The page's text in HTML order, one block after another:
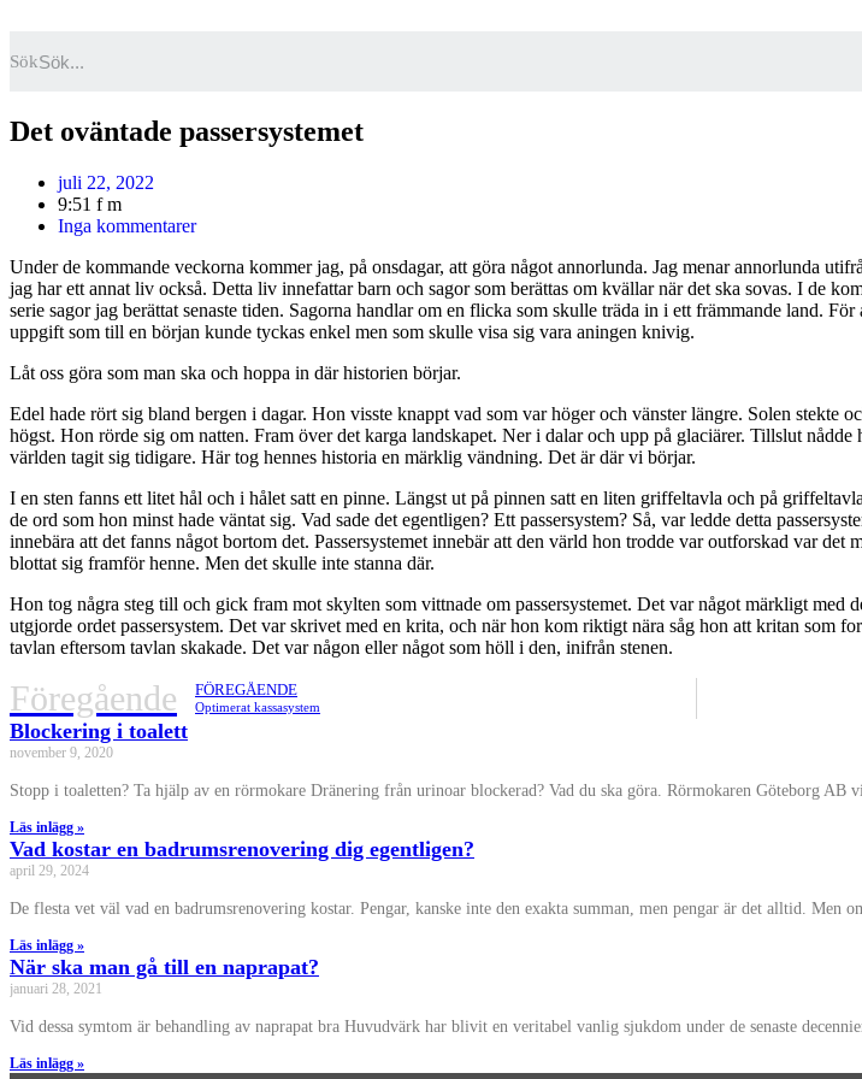
innehåll
Sök
Det oväntade passersystemet
juli 22, 2022
9:51 f m
Inga kommentarer
Under de kommande veckorna kommer jag, på onsdagar, att göra något annorlunda. Jag menar annorlunda
jag har ett annat liv också. Detta liv innefattar barn och sagor som berättas om kvällar när det ska sovas. I de
serie sagor jag berättat senaste tiden. Sagorna handlar om en flicka som skulle träda in i ett främmande land.
uppgift som till en början kunde tyckas enkel men som skulle visa sig vara aningen knivig.
Låt oss göra som man ska och hoppa in där historien börjar.
Edel hade rört sig bland bergen i dagar. Hon visste knappt vad som var höger och vänster längre. Solen stekte
högst. Hon rörde sig om natten. Fram över det karga landskapet. Ner i dalar och upp på glaciärer. Tillslut
världen tagit sig tidigare. Här tog hennes historia en märklig vändning. Det är där vi börjar.
I en sten fanns ett litet hål och i hålet satt en pinne. Längst ut på pinnen satt en liten griffeltavla och på
de ord som hon minst hade väntat sig. Vad sade det egentligen? Ett passersystem? Så, var ledde detta
innebära att det fanns något bortom det. Passersystemet innebär att den värld hon trodde var outforskad var
blottat sig framför henne. Men det skulle inte stanna där.
Hon tog några steg till och gick fram mot skylten som vittnade om passersystemet. Det var något märkligt med
utgjorde ordet passersystem. Det var skrivet med en krita, och när hon kom riktigt nära såg hon att kritan som
tavlan eftersom tavlan skakade. Det var någon eller något som höll i den, inifrån stenen.
Föregående FÖREGÅENDE
Optimerat kassasystem
Blockering i toalett
november 9, 2020
Stopp i toaletten? Ta hjälp av en rörmokare Dränering från urinoar blockerad? Vad du ska göra. Rörmokaren Göteborg AB
Läs inlägg »
Vad kostar en badrumsrenovering dig egentligen?
april 29, 2024
De flesta vet väl vad en badrumsrenovering kostar. Pengar, kanske inte den exakta summan, men pengar är det alltid. Men
Läs inlägg »
När ska man gå till en naprapat?
januari 28, 2021
Vid dessa symtom är behandling av naprapat bra Huvudvärk har blivit en veritabel vanlig sjukdom under de senaste
Läs inlägg »